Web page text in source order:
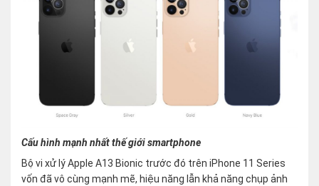
Cấu hình mạnh nhất thế giới smartphone
Bộ vi xử lý Apple A13 Bionic trước đó trên iPhone 11 Series
vốn đã vô cùng mạnh mẽ, hiệu năng lẫn khả năng chụp ảnh